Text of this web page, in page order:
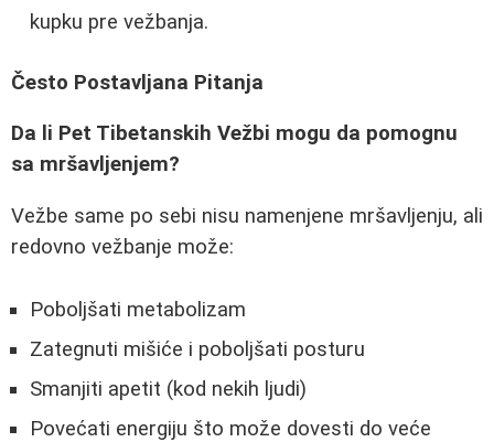
kupku pre vežbanja.
Često Postavljana Pitanja
Da li Pet Tibetanskih Vežbi mogu da pomognu
sa mršavljenjem?
Vežbe same po sebi nisu namenjene mršavljenju, ali
redovno vežbanje može:
Poboljšati metabolizam
Zategnuti mišiće i poboljšati posturu
Smanjiti apetit (kod nekih ljudi)
Povećati energiju što može dovesti do veće